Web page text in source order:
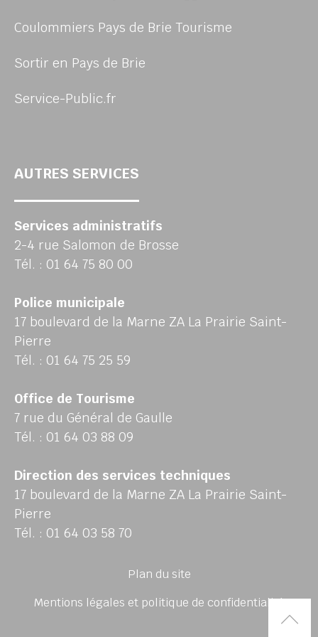
Coulommiers Pays de Brie Tourisme
Sortir en Pays de Brie
Service-Public.fr
AUTRES SERVICES
Services administratifs
2-4 rue Salomon de Brosse
Tél. : 01 64 75 80 00
Police municipale
17 boulevard de la Marne ZA La Prairie Saint-
Pierre
Tél. : 01 64 75 25 59
Office de Tourisme
7 rue du Général de Gaulle
Tél. : 01 64 03 88 09
Direction des services techniques
17 boulevard de la Marne ZA La Prairie Saint-
Pierre
Tél. : 01 64 03 58 70
Plan du site
Mentions légales et politique de confidentialité